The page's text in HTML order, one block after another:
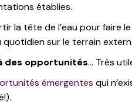
établies.
la tête de l’eau pour faire
quotidien sur le terrain
des opportunités… Très
émergentes qui